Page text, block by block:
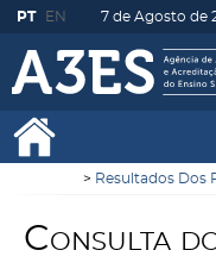
PT EN 7 de Agosto de
Resultados Dos
Consulta